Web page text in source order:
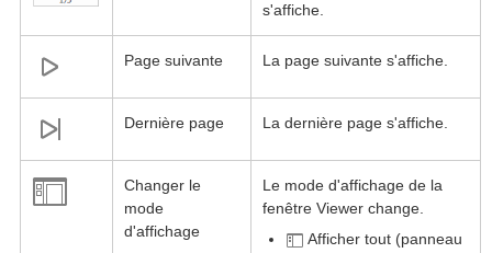
s'affiche.
Page suivante La page suivante s'affiche.
Dernière page La dernière page s'affiche.
Changer le
mode
d'affichage
Le mode d'affichage de la
fenêtre Viewer change.
Afficher tout (panneau